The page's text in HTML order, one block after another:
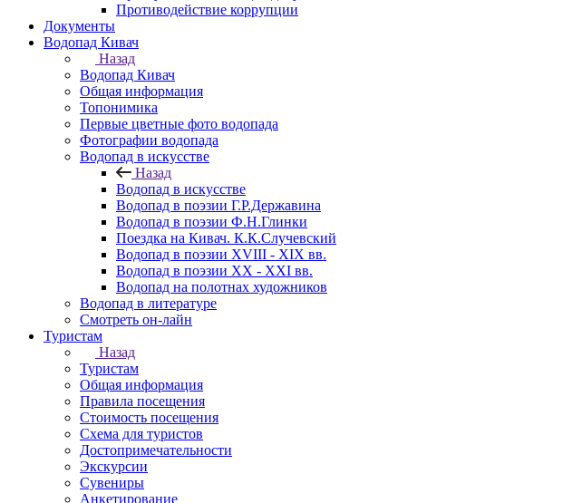
Противодействие коррупции
Документы
Водопад Кивач
Назад
Водопад Кивач
Общая информация
Топонимика
Первые цветные фото водопада
Фотографии водопада
Водопад в искусстве
Назад
Водопад в искусстве
Водопад в поэзии Г.Р.Державина
Водопад в поэзии Ф.Н.Глинки
Поездка на Кивач. К.К.Случевский
Водопад в поэзии XVIII - XIX вв.
Водопад в поэзии XX - XXI вв.
Водопад на полотнах художников
Водопад в литературе
Смотреть он-лайн
Туристам
Назад
Туристам
Общая информация
Правила посещения
Стоимость посещения
Схема для туристов
Достопримечательности
Экскурсии
Сувениры
Анкетирование